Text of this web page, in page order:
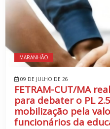
MARANHÃO
09 DE JULHO DE 26
FETRAM-CUT/MA
para debater o PL
mobilização pela
funcionários da